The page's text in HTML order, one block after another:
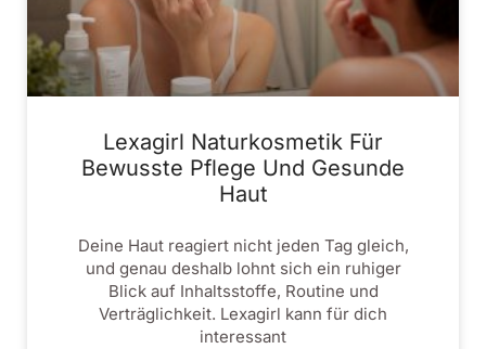
Lexagirl Naturkosmetik Für
Bewusste Pflege Und Gesunde
Haut
Deine Haut reagiert nicht jeden Tag gleich,
und genau deshalb lohnt sich ein ruhiger
Blick auf Inhaltsstoffe, Routine und
Verträglichkeit. Lexagirl kann für dich
interessant